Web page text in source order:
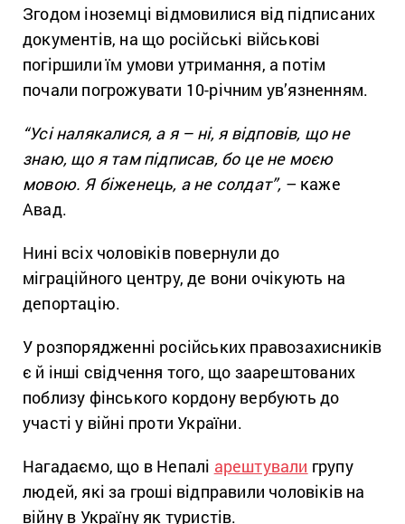
Згодом іноземці відмовилися від підписаних
документів, на що російські військові
погіршили їм умови утримання, а потім
почали погрожувати 10-річним ув’язненням.
“Усі налякалися, а я – ні, я відповів, що не
знаю, що я там підписав, бо це не моєю
мовою. Я біженець, а не солдат”, – каже
Авад.
Нині всіх чоловіків повернули до
міграційного центру, де вони очікують на
депортацію.
У розпорядженні російських правозахисників
є й інші свідчення того, що заарештованих
поблизу фінського кордону вербують до
участі у війні проти України.
Нагадаємо, що в Непалі арештували групу
людей, які за гроші відправили чоловіків на
війну в Україну як туристів.